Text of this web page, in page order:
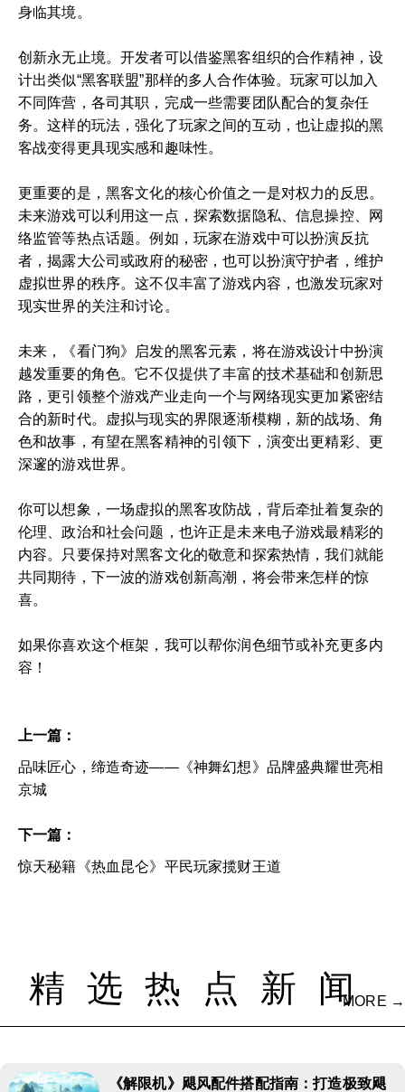
身临其境。
创新永无止境。开发者可以借鉴黑客组织的合作精神，设
计出类似“黑客联盟”那样的多人合作体验。玩家可以加入
不同阵营，各司其职，完成一些需要团队配合的复杂任
务。这样的玩法，强化了玩家之间的互动，也让虚拟的黑
客战变得更具现实感和趣味性。
更重要的是，黑客文化的核心价值之一是对权力的反思。
未来游戏可以利用这一点，探索数据隐私、信息操控、网
络监管等热点话题。例如，玩家在游戏中可以扮演反抗
者，揭露大公司或政府的秘密，也可以扮演守护者，维护
虚拟世界的秩序。这不仅丰富了游戏内容，也激发玩家对
现实世界的关注和讨论。
未来，《看门狗》启发的黑客元素，将在游戏设计中扮演
越发重要的角色。它不仅提供了丰富的技术基础和创新思
路，更引领整个游戏产业走向一个与网络现实更加紧密结
合的新时代。虚拟与现实的界限逐渐模糊，新的战场、角
色和故事，有望在黑客精神的引领下，演变出更精彩、更
深邃的游戏世界。
你可以想象，一场虚拟的黑客攻防战，背后牵扯着复杂的
伦理、政治和社会问题，也许正是未来电子游戏最精彩的
内容。只要保持对黑客文化的敬意和探索热情，我们就能
共同期待，下一波的游戏创新高潮，将会带来怎样的惊
喜。
如果你喜欢这个框架，我可以帮你润色细节或补充更多内
容！
上一篇：
品味匠心，缔造奇迹——《神舞幻想》品牌盛典耀世亮相
京城
下一篇：
惊天秘籍《热血昆仑》平民玩家揽财王道
精选热点新闻
MORE →
《解限机》飓风配件搭配指南：打造极致飓